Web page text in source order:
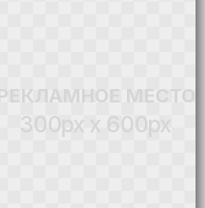
РЕКЛАМНОЕ МЕСТО
300px x 600px